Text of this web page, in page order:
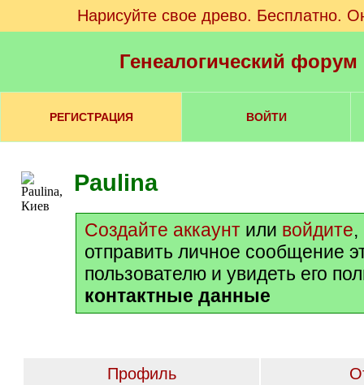
Нарисуйте свое древо. Бесплатно.
Генеалогический
РЕГИСТРАЦИЯ ВОЙТИ
Paulina
Создайте аккаунт или войдите,
отправить личное сообщение
пользователю и увидеть его
контактные данные
Профиль